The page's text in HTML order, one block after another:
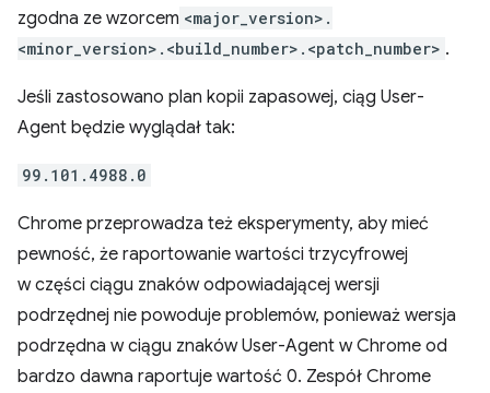
zgodna ze wzorcem <major_version>.
<minor_version>.<build_number>.<patch_number> .
Jeśli zastosowano plan kopii zapasowej, ciąg User-
Agent będzie wyglądał tak:
99.101.4988.0
Chrome przeprowadza też eksperymenty, aby mieć
pewność, że raportowanie wartości trzycyfrowej
w części ciągu znaków odpowiadającej wersji
podrzędnej nie powoduje problemów, ponieważ wersja
podrzędna w ciągu znaków User-Agent w Chrome od
bardzo dawna raportuje wartość 0. Zespół Chrome